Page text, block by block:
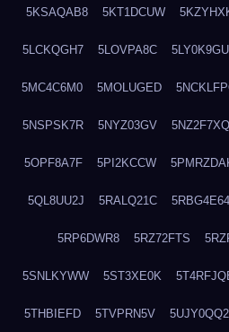
5KSAQAB8 5KT1DCUW
5LCKQGH7 5LOVPA8C 5LY0K9GU
5MC4C6M0 5MOLUGED
5NSPSK7R 5NYZ03GV 5NZ2F7XQ
5OPF8A7F 5PI2KCCW
5QL8UU2J 5RALQ21C 5RBG4E64
5RP6DWR8 5RZ72FTS
5SNLKYWW 5ST3XE0K
5THBIEFD 5TVPRN5V 5UJY0QQ2